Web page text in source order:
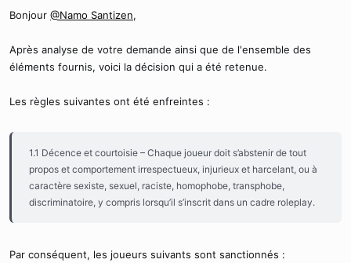
Bonjour @Namo Santizen,
Après analyse de votre demande ainsi que de l'ensemble des
éléments fournis, voici la décision qui a été retenue.
Les règles suivantes ont été enfreintes :
1.1 Décence et courtoisie – Chaque joueur doit s’abstenir de tout
propos et comportement irrespectueux, injurieux et harcelant, ou à
caractère sexiste, sexuel, raciste, homophobe, transphobe,
discriminatoire, y compris lorsqu’il s’inscrit dans un cadre roleplay.
Par conséquent, les joueurs suivants sont sanctionnés :